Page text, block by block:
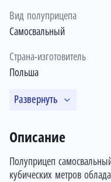
Вид полуприцепа
Самосвальный
Страна-изготовитель
Польша
Развернуть
Описание
Полуприцеп
кубических метров